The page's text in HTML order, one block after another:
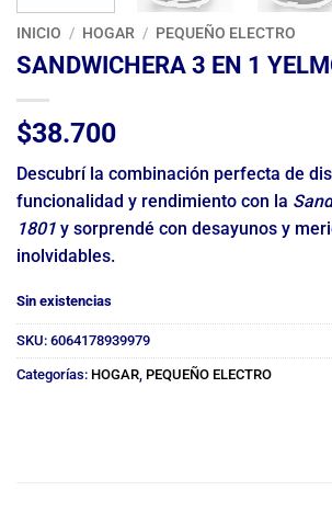
INICIO / HOGAR / PEQUEÑO ELECTRO
SANDWICHERA 3 EN 1
$38.700
Descubrí la combinación perfecta de
funcionalidad y rendimiento con la
1801 y sorprendé con desayunos y
inolvidables.
Sin existencias
SKU: 6064178939979
Categorías: HOGAR, PEQUEÑO ELECTRO